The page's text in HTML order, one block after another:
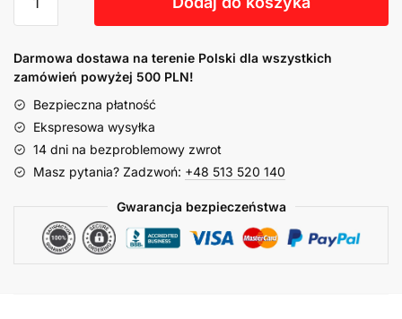
Darmowa dostawa na terenie Polski dla wszystkich
zamówień powyżej 500 PLN!
Bezpieczna płatność
Ekspresowa wysyłka
14 dni na bezproblemowy zwrot
Masz pytania? Zadzwoń: +48 513 520 140
Gwarancja bezpieczeństwa